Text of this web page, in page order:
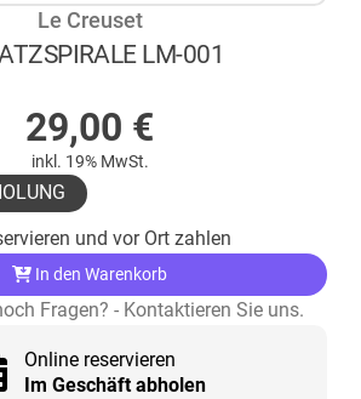
Le Creuset
LM-001
29,00 €
inkl. 19% MwSt.
und vor Ort zahlen
In den Warenkorb
Fragen? - Kontaktieren Sie uns.
Online reservieren
Im Geschäft abholen